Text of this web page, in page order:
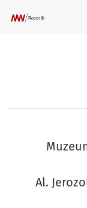
Al.